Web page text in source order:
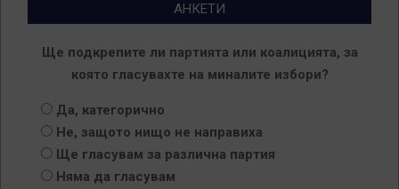
АНКЕТИ
Ще подкрепите ли партията или коалицията, за
която гласувахте на миналите избори?
Да, категорично
Не, защото нищо не направиха
Ще гласувам за различна партия
Няма да гласувам